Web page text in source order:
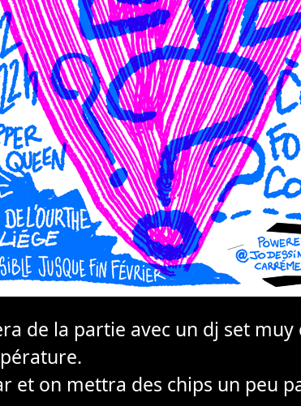
de la partie avec un dj set
et on mettra des chips un peu